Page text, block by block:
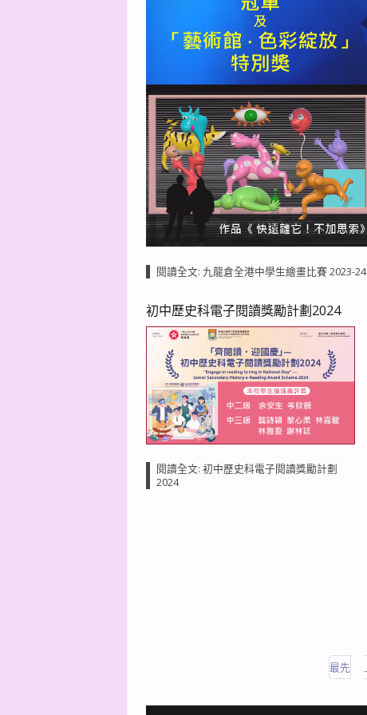
閱讀全文: 九龍倉全港中學生繪畫比賽 2023-24
初中歷史科電子閱讀獎勵計劃2024
閱讀全文: 初中歷史科電子閱讀獎勵計劃
2024
最先